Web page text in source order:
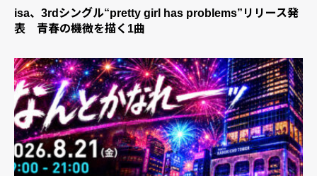
isa、3rdシングル“pretty girl has problems”リリース発
表 青春の機微を描く1曲